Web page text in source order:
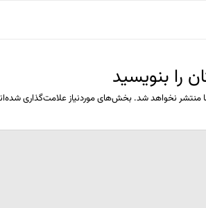
را بنویسید
منتشر نخواهد شد. بخش‌های موردنیاز علامت‌گذاری